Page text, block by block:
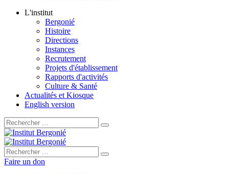
L'institut
Bergonié
Histoire
Directions
Instances
Recrutement
Projets d'établissement
Rapports d'activités
Culture & Santé
Actualités et Kiosque
English version
Rechercher :
Rechercher :
Faire un don